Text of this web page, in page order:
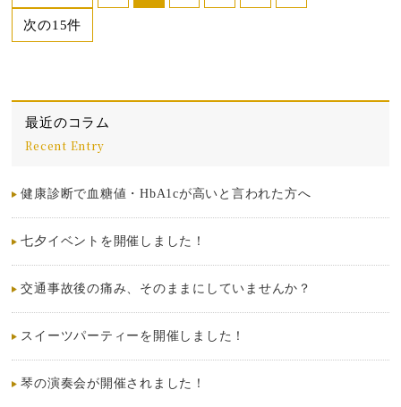
最近のコラム
Recent Entry
健康診断で血糖値・HbA1cが高いと言われた方へ
七夕イベントを開催しました！
交通事故後の痛み、そのままにしていませんか？
スイーツパーティーを開催しました！
琴の演奏会が開催されました！
次の15件